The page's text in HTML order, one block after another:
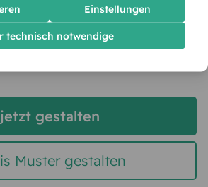
Zur Hauptseite
jetzt gestalten
Muster gestalten
Einstellungen
technisch notwendige